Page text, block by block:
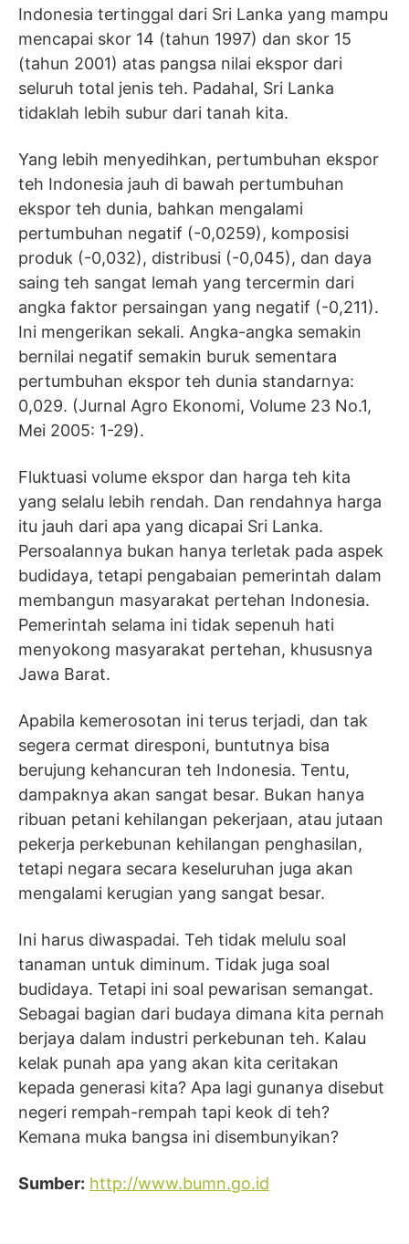
Indonesia tertinggal dari Sri Lanka yang mampu
mencapai skor 14 (tahun 1997) dan skor 15
(tahun 2001) atas pangsa nilai ekspor dari
seluruh total jenis teh. Padahal, Sri Lanka
tidaklah lebih subur dari tanah kita.
Yang lebih menyedihkan, pertumbuhan ekspor
teh Indonesia jauh di bawah pertumbuhan
ekspor teh dunia, bahkan mengalami
pertumbuhan negatif (-0,0259), komposisi
produk (-0,032), distribusi (-0,045), dan daya
saing teh sangat lemah yang tercermin dari
angka faktor persaingan yang negatif (-0,211).
Ini mengerikan sekali. Angka-angka semakin
bernilai negatif semakin buruk sementara
pertumbuhan ekspor teh dunia standarnya:
0,029. (Jurnal Agro Ekonomi, Volume 23 No.1,
Mei 2005: 1-29).
Fluktuasi volume ekspor dan harga teh kita
yang selalu lebih rendah. Dan rendahnya harga
itu jauh dari apa yang dicapai Sri Lanka.
Persoalannya bukan hanya terletak pada aspek
budidaya, tetapi pengabaian pemerintah dalam
membangun masyarakat pertehan Indonesia.
Pemerintah selama ini tidak sepenuh hati
menyokong masyarakat pertehan, khususnya
Jawa Barat.
Apabila kemerosotan ini terus terjadi, dan tak
segera cermat diresponi, buntutnya bisa
berujung kehancuran teh Indonesia. Tentu,
dampaknya akan sangat besar. Bukan hanya
ribuan petani kehilangan pekerjaan, atau jutaan
pekerja perkebunan kehilangan penghasilan,
tetapi negara secara keseluruhan juga akan
mengalami kerugian yang sangat besar.
Ini harus diwaspadai. Teh tidak melulu soal
tanaman untuk diminum. Tidak juga soal
budidaya. Tetapi ini soal pewarisan semangat.
Sebagai bagian dari budaya dimana kita pernah
berjaya dalam industri perkebunan teh. Kalau
kelak punah apa yang akan kita ceritakan
kepada generasi kita? Apa lagi gunanya disebut
negeri rempah-rempah tapi keok di teh?
Kemana muka bangsa ini disembunyikan?
Sumber: http://www.bumn.go.id